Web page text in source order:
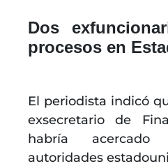
Dos
procesos en
El periodista indicó
exsecretario de
habría acercado
autoridades